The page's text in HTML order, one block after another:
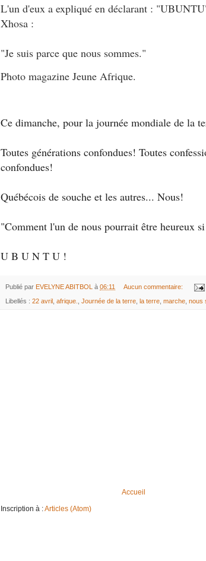
L'un d'eux a expliqué en déclarant :
Xhosa :
"Je suis parce que nous sommes."
Photo magazine Jeune Afrique.
Ce dimanche, pour la journée mondiale de la
Toutes générations confondues! Toutes
confondues!
Québécois de souche et les autres... Nous!
"Comment l'un de nous pourrait être heureux
U B U N T U !
Publié par EVELYNE ABITBOL à 06:11 Aucun commentaire:
Libellés : 22 avril afrique. Journée de la terre la terre marche nous
Accueil
Inscription à :Articles (Atom)